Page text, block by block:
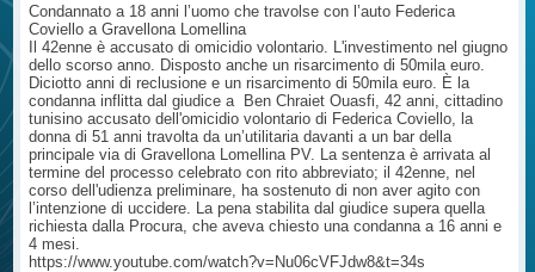
Condannato a 18 anni l’uomo che travolse con l’auto Federica
Coviello a Gravellona Lomellina
Il 42enne è accusato di omicidio volontario. L'investimento nel giugno
dello scorso anno. Disposto anche un risarcimento di 50mila euro.
Diciotto anni di reclusione e un risarcimento di 50mila euro. È la
condanna inflitta dal giudice a Ben Chraiet Ouasfi, 42 anni, cittadino
tunisino accusato dell'omicidio volontario di Federica Coviello, la
donna di 51 anni travolta da un’utilitaria davanti a un bar della
principale via di Gravellona Lomellina PV. La sentenza è arrivata al
termine del processo celebrato con rito abbreviato; il 42enne, nel
corso dell'udienza preliminare, ha sostenuto di non aver agito con
l’intenzione di uccidere. La pena stabilita dal giudice supera quella
richiesta dalla Procura, che aveva chiesto una condanna a 16 anni e
4 mesi.
https://www.youtube.com/watch?v=Nu06cVFJdw8&t=34s